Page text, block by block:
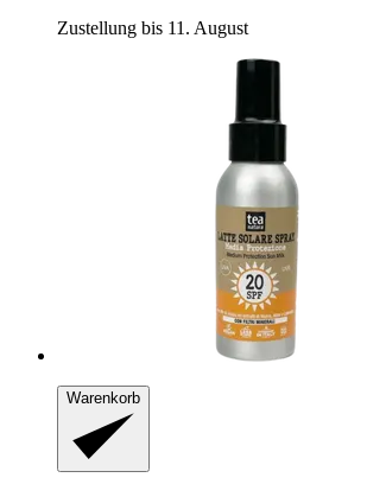
Zustellung bis 11. August
Warenkorb